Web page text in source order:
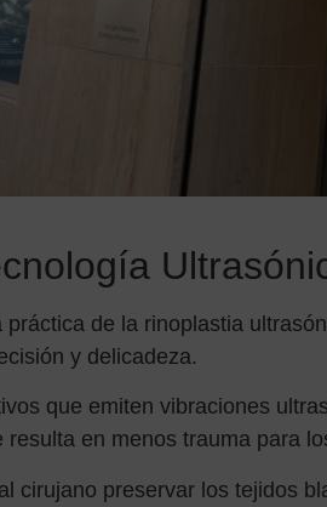
de la rinoplastia
y delicadeza.
que emiten vibraciones
en menos trauma para
cirujano preservar los tejidos